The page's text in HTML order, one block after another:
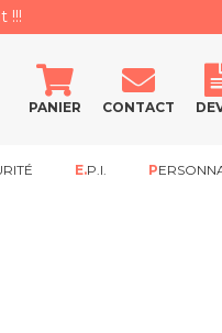
!!!
PANIER CONTACT
E.P.I.